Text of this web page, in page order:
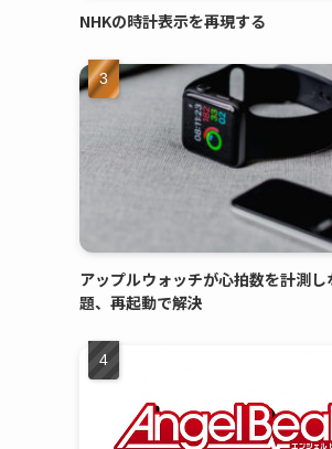
NHKの時計表示を再現する
アップルウォッチが心拍数を計測し
題、再起動で解決